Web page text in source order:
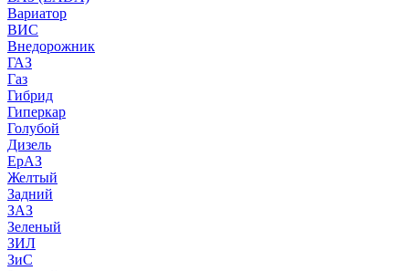
Вариатор
ВИС
Внедорожник
ГАЗ
Газ
Гибрид
Гиперкар
Голубой
Дизель
ЕрАЗ
Желтый
Задний
ЗАЗ
Зеленый
ЗИЛ
ЗиС